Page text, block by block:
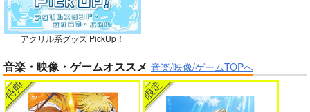
作って食べよう陸軍
飯-野外炊事・携行食
編-
シオサイ。
英雄戦記～ 10
アクリル系グッズ PickUp！
音楽・映像・ゲームオススメ 音楽/映像/ゲームTOPへ